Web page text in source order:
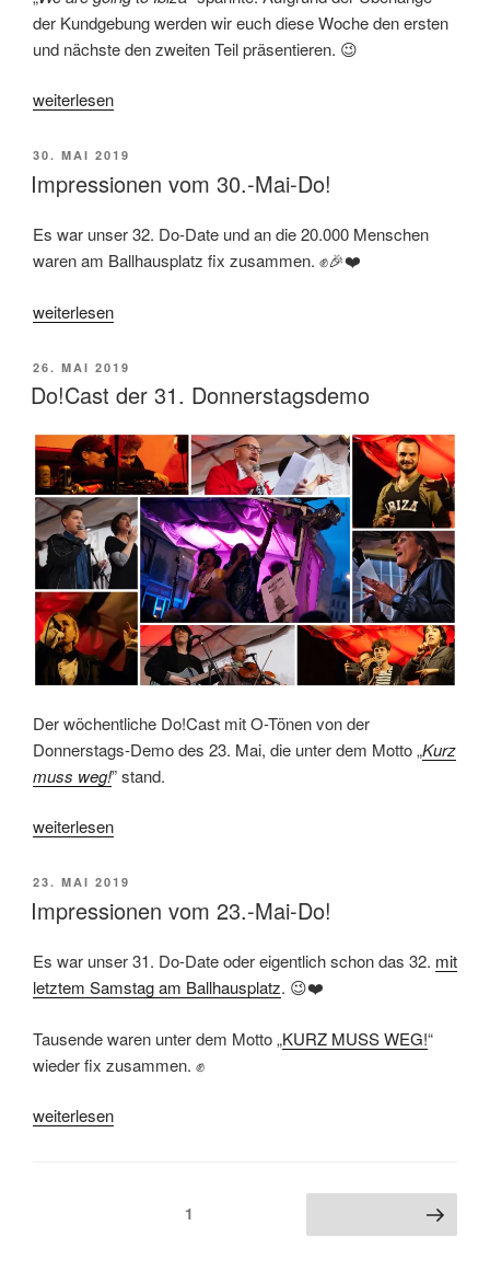
der Kundgebung werden wir euch diese Woche den ersten
und nächste den zweiten Teil präsentieren. 😉
„Do!Cast
32.
Donnerstagsdemo“
weiterlesen
VERÖFFENTLICHT
AM
30. MAI 2019
Impressionen vom 30.-Mai-Do!
Es war unser 32. Do-Date und an die 20.000 Menschen
waren am Ballhausplatz fix zusammen. ✊🎉❤️
„Impressionen
30.-
Mai-
weiterlesen
VERÖFFENTLICHT
AM
26. MAI 2019
Do!Cast der 31. Donnerstagsdemo
Der wöchentliche Do!Cast mit O-Tönen von der
Donnerstags-Demo des 23. Mai, die unter dem Motto „Kurz
muss weg!” stand.
„Do!Cast
31.
Donnerstagsdemo“
weiterlesen
VERÖFFENTLICHT
AM
23. MAI 2019
Impressionen vom 23.-Mai-Do!
Es war unser 31. Do-Date oder eigentlich schon das 32. mit
letztem Samstag am Ballhausplatz. 😉❤️
Tausende waren unter dem Motto „KURZ MUSS WEG!“
wieder fix zusammen. ✊
„Impressionen
weiterlesen
Seitennummerierung
1 Nächste Seite